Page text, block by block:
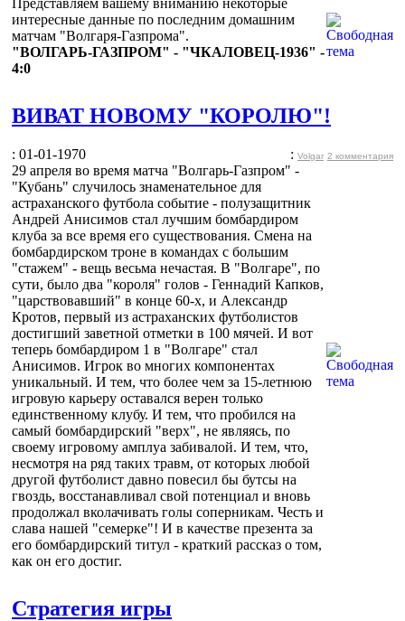
интересные данные по последним домашним
матчам "Волгаря-Газпрома".
"ВОЛГАРЬ-ГАЗПРОМ" - "ЧКАЛОВЕЦ-1936" -
4:0
ВИВАТ НОВОМУ "КОРОЛЮ"!
: 01-01-1970 : Volgar 2 комментария
29 апреля во время матча "Волгарь-Газпром" -
"Кубань" случилось знаменательное для
астраханского футбола событие - полузащитник
Андрей Анисимов стал лучшим бомбардиром
клуба за все время его существования. Смена на
бомбардирском троне в командах с большим
"стажем" - вещь весьма нечастая. В "Волгаре", по
сути, было два "короля" голов - Геннадий Капков,
"царствовавший" в конце 60-х, и Александр
Кротов, первый из астраханских футболистов
достигший заветной отметки в 100 мячей. И вот
теперь бомбардиром 1 в "Волгаре" стал
Анисимов. Игрок во многих компонентах
уникальный. И тем, что более чем за 15-летнюю
игровую карьеру оставался верен только
единственному клубу. И тем, что пробился на
самый бомбардирский "верх", не являясь, по
своему игровому амплуа забивалой. И тем, что,
несмотря на ряд таких травм, от которых любой
другой футболист давно повесил бы бутсы на
гвоздь, восстанавливал свой потенциал и вновь
продолжал вколачивать голы соперникам. Честь и
слава нашей "семерке"! И в качестве презента за
его бомбардирский титул - краткий рассказ о том,
как он его достиг.
Стратегия игры